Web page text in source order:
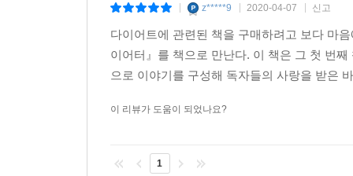
z*****9 2020-04-07 신고
다이어트에 관련된 책을 구매하려고 보다 마
이어터』를 책으로 만난다. 이 책은 그 첫 번
으로 이야기를 구성해 독자들의 사랑을 받은
이 리뷰가 도움이 되었나요?
1